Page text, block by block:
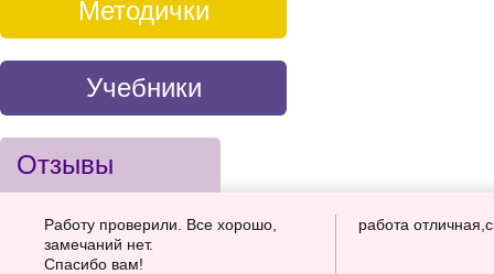
Методички
Учебники
Отзывы
Работу проверили. Все хорошо,
замечаний нет.
Спасибо вам!
работа